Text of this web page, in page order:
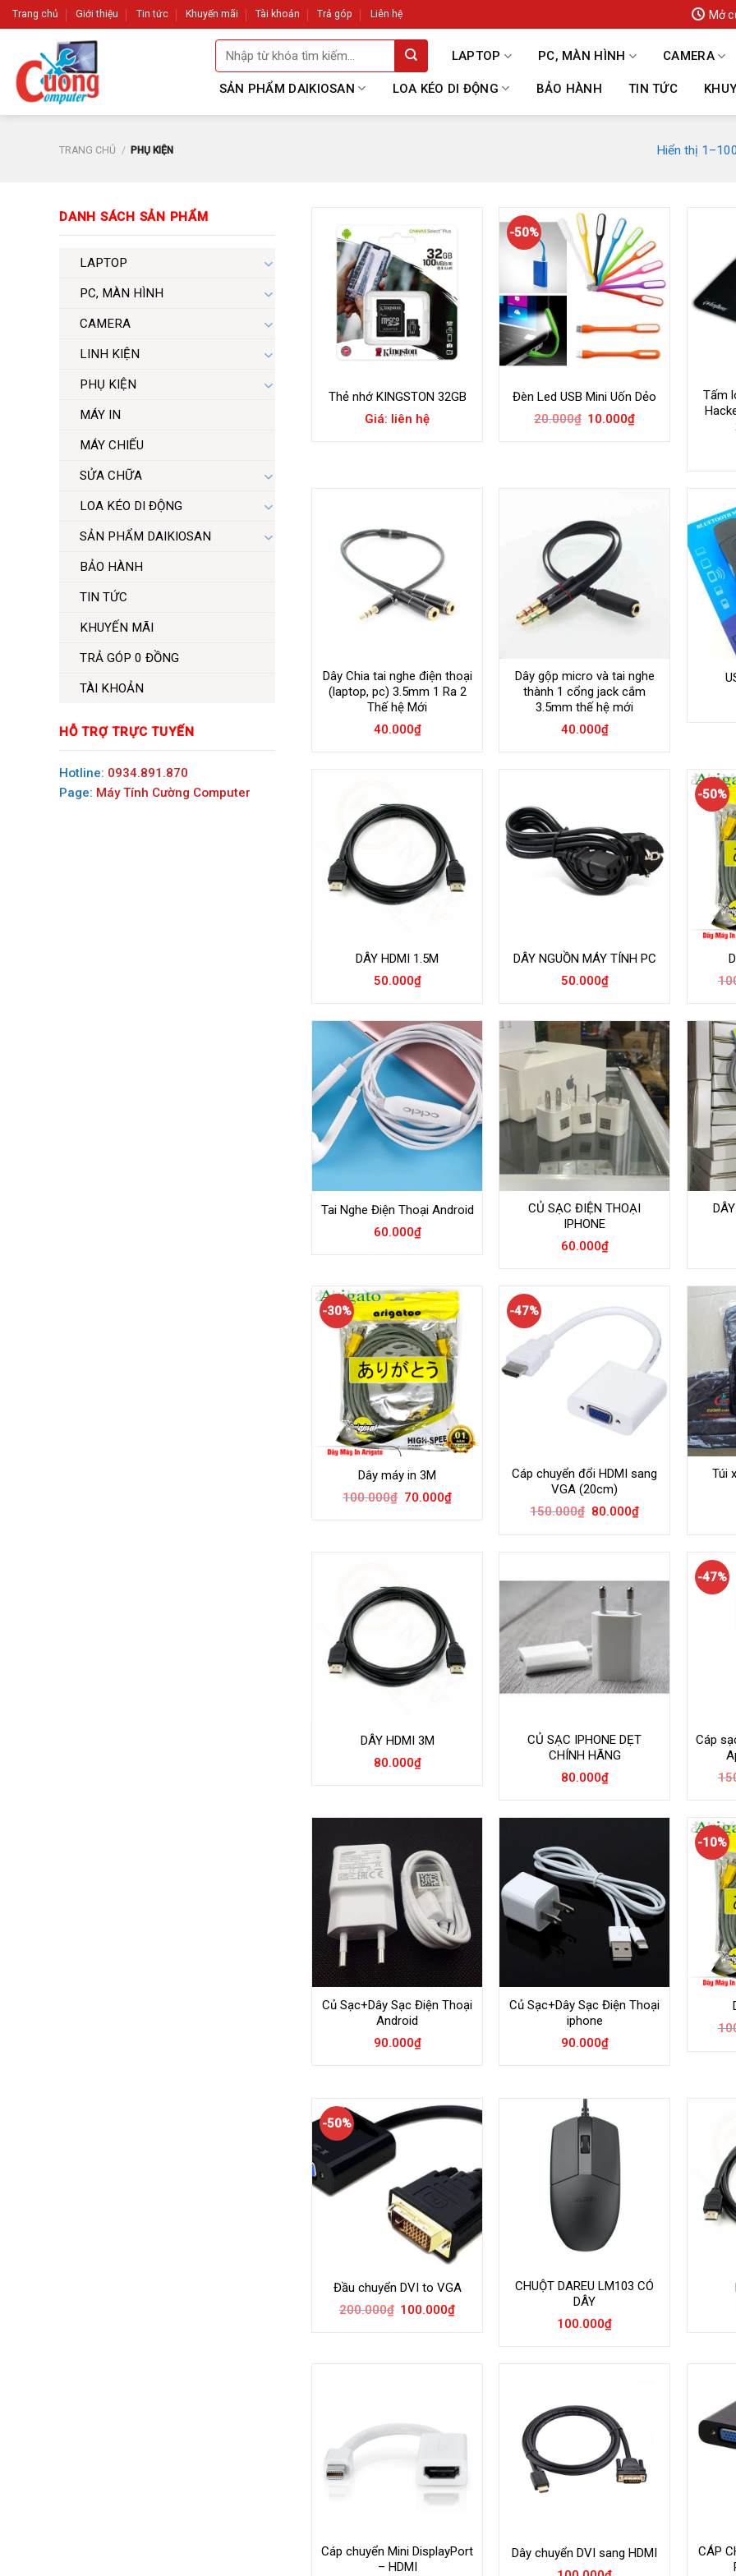
Skip
to
Trang chủ Giới thiệu Tin tức Khuyến mãi Tài khoản Trả góp Liên hệ Mở
Tìm
kiếm:
LAPTOP PC, MÀN HÌNH CAMERA
SẢN PHẨM DAIKIOSAN LOA KÉO DI ĐỘNG BẢO HÀNH TIN TỨC
TRANG CHỦ / PHỤ KIỆN Hiển thị
DANH SÁCH SẢN PHẨM
LAPTOP
PC, MÀN HÌNH
CAMERA
LINH KIỆN
PHỤ KIỆN
MÁY IN
MÁY CHIẾU
SỬA CHỮA
LOA KÉO DI ĐỘNG
SẢN PHẨM DAIKIOSAN
BẢO HÀNH
TIN TỨC
KHUYẾN MÃI
TRẢ GÓP 0 ĐỒNG
TÀI KHOẢN
HỖ TRỢ TRỰC TUYẾN
Hotline: 0934.891.870
Page: Máy Tính Cường Computer
Thẻ nhớ KINGSTON 32GB
Giá: liên hệ
-50%
Đèn Led USB Mini Uốn Dẻo
20.000₫ Giá
gốc
10.000₫Giá
Tấm
Dây Chia tai nghe điện thoại
(laptop, pc) 3.5mm 1 Ra 2
Thế hệ Mới
40.000₫
Dây gộp micro và tai nghe
thành 1 cổng jack cắm
3.5mm thế hệ mới
40.000₫
DÂY HDMI 1.5M
50.000₫
DÂY NGUỒN MÁY TÍNH PC
50.000₫
-50%
Tai Nghe Điện Thoại Android
60.000₫
CỦ SẠC ĐIỆN THOẠI
IPHONE
60.000₫
-30%
Dây máy in 3M
100.000₫ Giá
70.000₫Giá
hiện
-47%
Cáp chuyển đổi HDMI sang
VGA (20cm)
150.000₫ Giá
80.000₫Giá
hiện
Túi
DÂY HDMI 3M
80.000₫
CỦ SẠC IPHONE DẸT
CHÍNH HÃNG
80.000₫
-47%
Cáp
Củ Sạc+Dây Sạc Điện Thoại
Android
90.000₫
Củ Sạc+Dây Sạc Điện Thoại
iphone
90.000₫
-10%
-50%
Đầu chuyển DVI to VGA
200.000₫ Giá
100.000₫Giá
CHUỘT DAREU LM103 CÓ
DÂY
100.000₫
Cáp chuyển Mini DisplayPort
– HDMI
Dây chuyển DVI sang HDMI
CÁP